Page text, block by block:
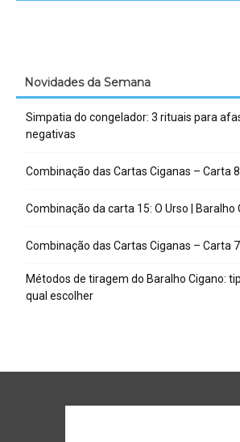
Novidades da Semana
Simpatia do congelador: 3 rituais para
negativas
Combinação das Cartas Ciganas – Carta
Combinação da carta 15: O Urso | Baralho
Combinação das Cartas Ciganas – Carta
Métodos de tiragem do Baralho Cigano:
qual escolher